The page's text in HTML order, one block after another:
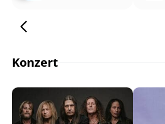
Konzert